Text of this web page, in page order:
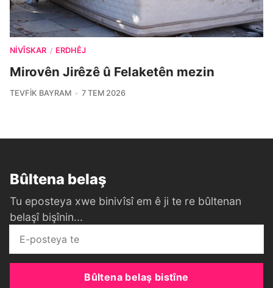
NIVÎSKAR / ERDHÊJ
Mirovên Jirêzê û Felaketên mezin
TEVFIK BAYRAM 7 TEM 2026
Bûltena belaş
Tu eposteya xwe binivîsî em ê ji te re bûltenan
belaşî bişînin...
Bûltena belaş bistîne